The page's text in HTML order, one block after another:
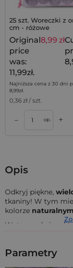
25 szt. Woreczki z
cm - różowe
Original
price
was:
11,99zł.
8,99 zł
Najniższa cena z 30 dni
8,99zł.
0,36 zł / szt.
– op. +
Opis
Odkryj piękne,
tkaniny! W tym
kolorze naturalnym
Wytrzymały i
Bawełna
jest
elegancko, a w
Parametry